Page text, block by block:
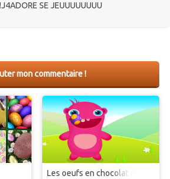
SE JEUUUUUUUU
mon commentaire !
Les oeufs en chocolat de Théo